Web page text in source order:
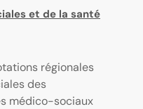
et de la santé
régionales
des
médico-sociaux